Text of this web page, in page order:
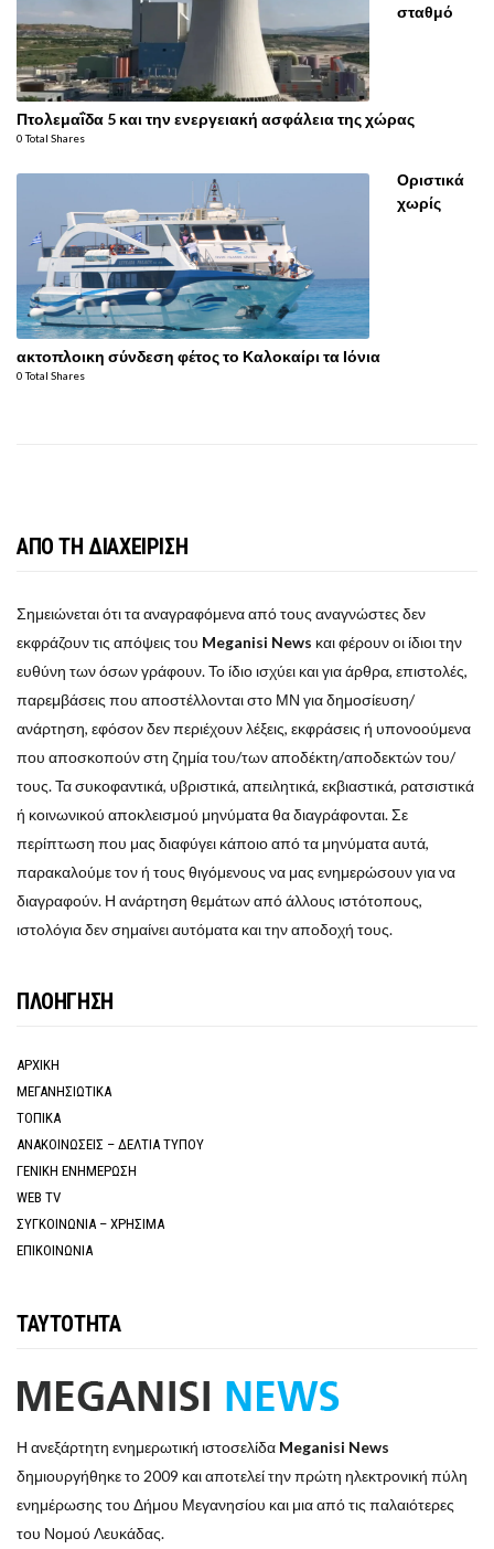
σταθμό
Πτολεμαΐδα 5 και την ενεργειακή ασφάλεια της χώρας
0 Total Shares
Οριστικά
χωρίς
ακτοπλοικη σύνδεση φέτος το Καλοκαίρι τα Ιόνια
0 Total Shares
ΑΠΟ ΤΗ ΔΙΑΧΕΙΡΙΣΗ
Σημειώνεται ότι τα αναγραφόμενα από τους αναγνώστες δεν
εκφράζουν τις απόψεις του Meganisi News και φέρουν οι ίδιοι την
ευθύνη των όσων γράφουν. Το ίδιο ισχύει και για άρθρα, επιστολές,
παρεμβάσεις που αποστέλλονται στο ΜΝ για δημοσίευση/
ανάρτηση, εφόσον δεν περιέχουν λέξεις, εκφράσεις ή υπονοούμενα
που αποσκοπούν στη ζημία του/των αποδέκτη/αποδεκτών του/
τους. Τα συκοφαντικά, υβριστικά, απειλητικά, εκβιαστικά, ρατσιστικά
ή κοινωνικού αποκλεισμού μηνύματα θα διαγράφονται. Σε
περίπτωση που μας διαφύγει κάποιο από τα μηνύματα αυτά,
παρακαλούμε τον ή τους θιγόμενους να μας ενημερώσουν για να
διαγραφούν. Η ανάρτηση θεμάτων από άλλους ιστότοπους,
ιστολόγια δεν σημαίνει αυτόματα και την αποδοχή τους.
ΠΛΟΗΓΗΣΗ
ΑΡΧΙΚΗ
ΜΕΓΑΝΗΣΙΩΤΙΚΑ
ΤΟΠΙΚΑ
ΑΝΑΚΟΙΝΩΣΕΙΣ – ΔΕΛΤΙΑ ΤΥΠΟΥ
ΓΕΝΙΚΗ ΕΝΗΜΕΡΩΣΗ
WEB TV
ΣΥΓΚΟΙΝΩΝΙΑ – ΧΡΗΣΙΜΑ
ΕΠΙΚΟΙΝΩΝΙΑ
ΤΑΥΤΟΤΗΤΑ
Η ανεξάρτητη ενημερωτική ιστοσελίδα Meganisi News
δημιουργήθηκε το 2009 και αποτελεί την πρώτη ηλεκτρονική πύλη
ενημέρωσης του Δήμου Μεγανησίου και μια από τις παλαιότερες
του Νομού Λευκάδας.